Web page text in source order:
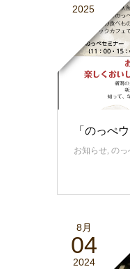
2025
「のっぺ
お知らせ のっ
8月
04
2024